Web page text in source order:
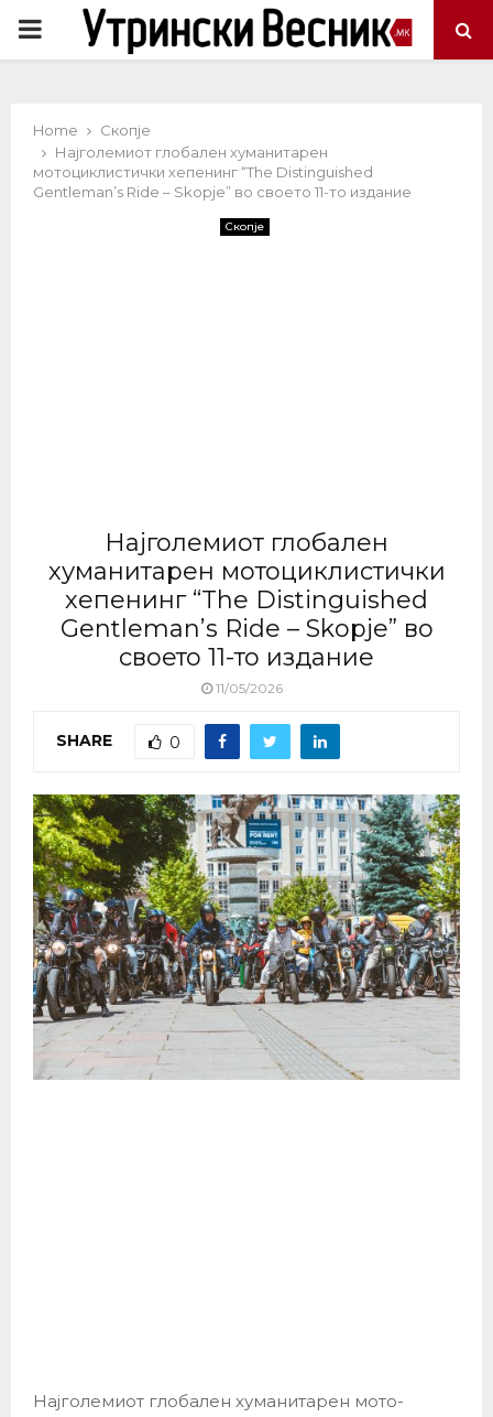
PRIMARY
Home
Скопје
Најголемиот глобален хуманитарен
мотоциклистички хепенинг “The Distinguished
Gentleman’s Ride – Skopje” во своето 11-то издание
Скопје
Најголемиот глобален
хуманитарен мотоциклистички
хепенинг “The Distinguished
Gentleman’s Ride – Skopje” во
своето 11-то издание
11/05/2026
SHARE 0
Најголемиот глобален хуманитарен мото-